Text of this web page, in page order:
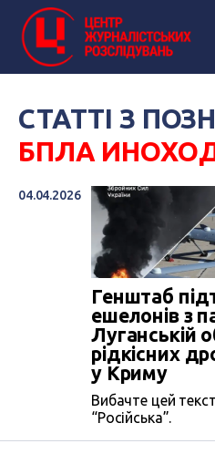
СТАТТІ З
БПЛА
04.04.2026
Генштаб
ешелонів з
Луганській
рідкісних
у Криму
Вибачте цей
“Російська”.